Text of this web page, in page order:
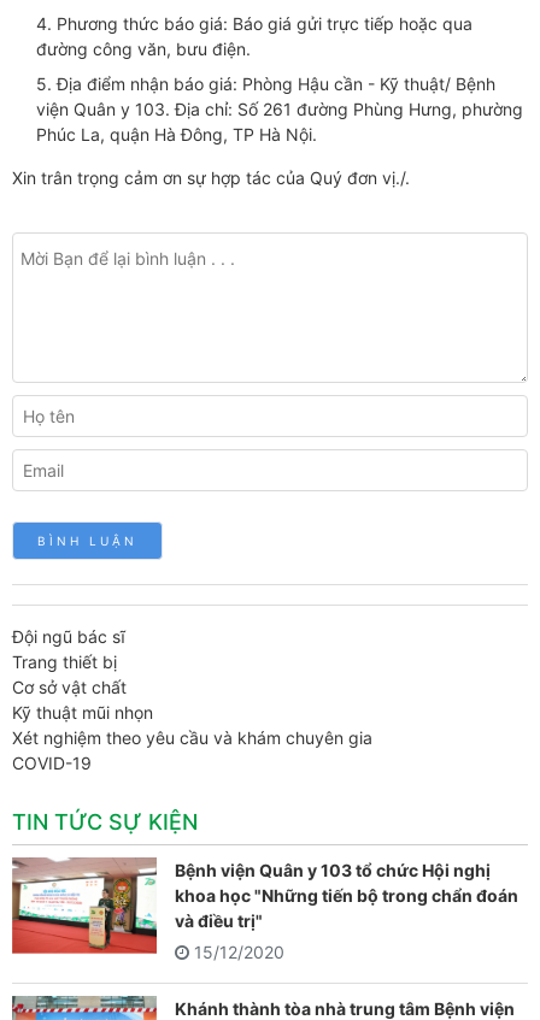
4. Phương thức báo giá: Báo giá gửi trực tiếp hoặc qua
đường công văn, bưu điện.
5. Địa điểm nhận báo giá: Phòng Hậu cần - Kỹ thuật/ Bệnh
viện Quân y 103. Địa chỉ: Số 261 đường Phùng Hưng, phường
Phúc La, quận Hà Đông, TP Hà Nội.
Xin trân trọng cảm ơn sự hợp tác của Quý đơn vị./.
Đội ngũ bác sĩ
Trang thiết bị
Cơ sở vật chất
Kỹ thuật mũi nhọn
Xét nghiệm theo yêu cầu và khám chuyên gia
COVID-19
TIN TỨC SỰ KIỆN
Bệnh viện Quân y 103 tổ chức Hội nghị
khoa học "Những tiến bộ trong chẩn đoán
và điều trị"
15/12/2020
Khánh thành tòa nhà trung tâm Bệnh viện